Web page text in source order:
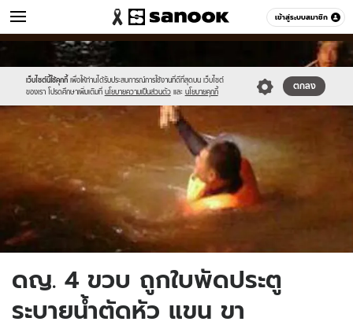
เข้าสู่ระบบสมาชิก
ข่าว หมวดอื่นๆ
เว็บไซต์นี้ใช้คุกกี้ เพื่อให้ท่านได้รับประสบการณ์การใช้งานที่ดีที่สุดบน เว็บไซต์
ของเรา โปรดศึกษาเพิ่มเติมที่ นโยบายความเป็นส่วนตัว และ นโยบายคุกกี้
ตกลง
//s.isanook.com/sr/0/images/logo-
new-
sanook.png
//s.isanook.com/ns/0/ud/247/1237635/1.jpg
ดญ. 4 ขวบ ถูกใบพัดประตู
ระบายน้ำตัดหัว แขน ขา